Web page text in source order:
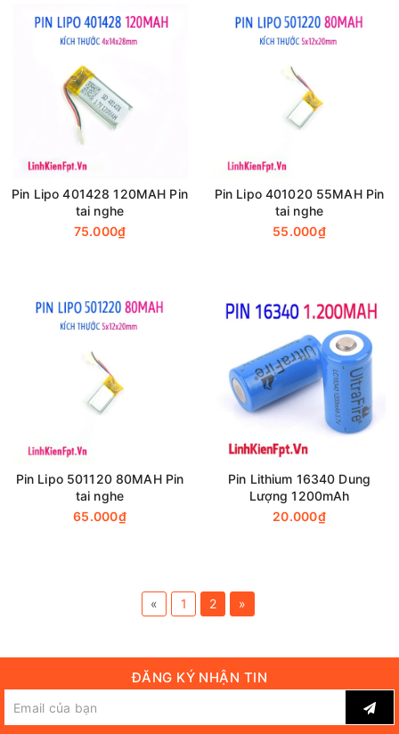
Pin Lipo 401428 120MAH Pin
tai nghe
75.000₫
Pin Lipo 401020 55MAH Pin
tai nghe
55.000₫
Pin Lipo 501120 80MAH Pin
tai nghe
65.000₫
Pin Lithium 16340 Dung
Lượng 1200mAh
20.000₫
« 1 2 »
ĐĂNG KÝ NHẬN TIN